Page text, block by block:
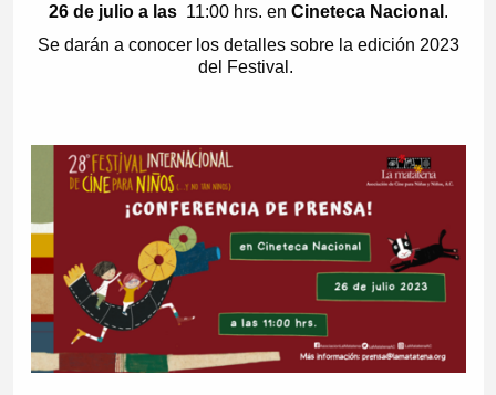
26 de julio a las 11:00 hrs. en Cineteca Nacional .
Se darán a conocer los detalles sobre la edición 2023
del Festival.